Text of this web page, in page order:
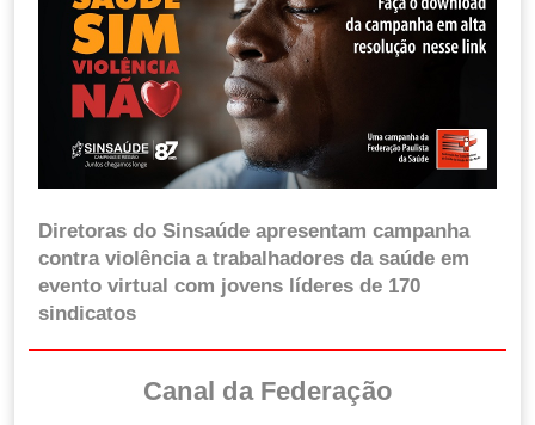
Diretoras do Sinsaúde apresentam campanha
contra violência a trabalhadores da saúde em
evento virtual com jovens líderes de 170
sindicatos
Canal da Federação